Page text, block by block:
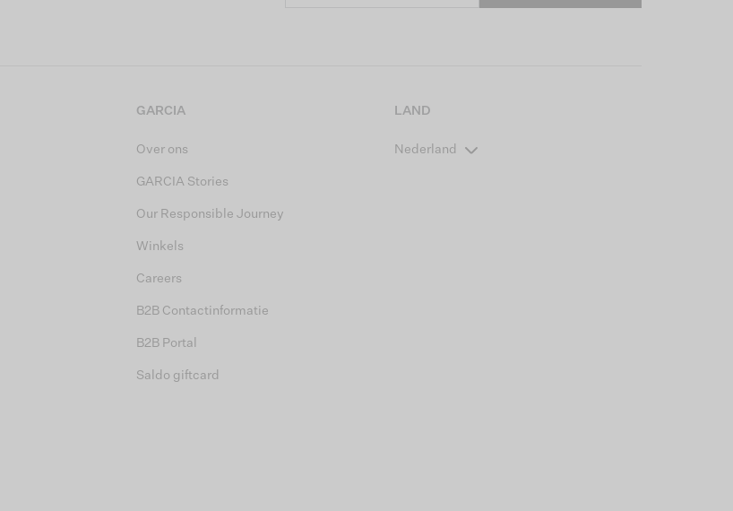
GARCIA
Over ons
GARCIA Stories
Our Responsible Journey
Winkels
Careers
B2B Contactinformatie
B2B Portal
Saldo giftcard
LAND
Nederland